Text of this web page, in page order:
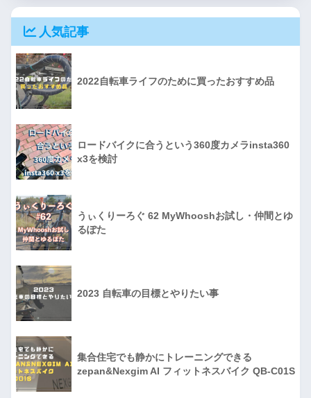
人気記事
2022自転車ライフのために買ったおすすめ品
ロードバイクに合うという360度カメラinsta360
x3を検討
うぃくりーろぐ 62 MyWhooshお試し・仲間とゆ
るぽた
2023 自転車の目標とやりたい事
集合住宅でも静かにトレーニングできる
zepan&Nexgim AI フィットネスバイク QB-C01S